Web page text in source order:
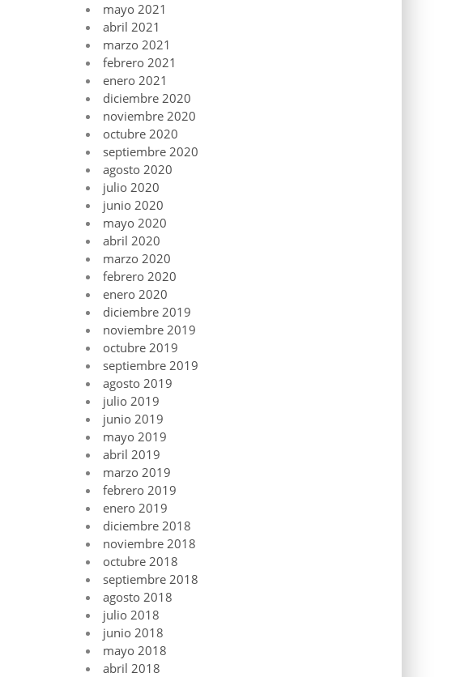
mayo 2021
abril 2021
marzo 2021
febrero 2021
enero 2021
diciembre 2020
noviembre 2020
octubre 2020
septiembre 2020
agosto 2020
julio 2020
junio 2020
mayo 2020
abril 2020
marzo 2020
febrero 2020
enero 2020
diciembre 2019
noviembre 2019
octubre 2019
septiembre 2019
agosto 2019
julio 2019
junio 2019
mayo 2019
abril 2019
marzo 2019
febrero 2019
enero 2019
diciembre 2018
noviembre 2018
octubre 2018
septiembre 2018
agosto 2018
julio 2018
junio 2018
mayo 2018
abril 2018